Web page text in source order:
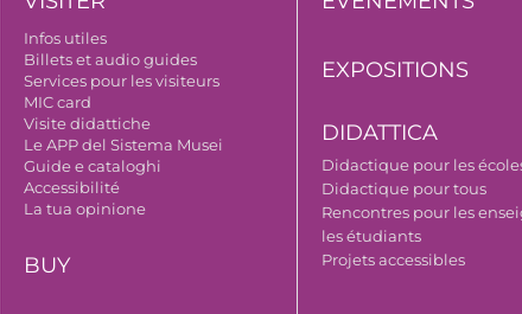
Infos utiles
Billets et audio guides
Services pour les visiteurs
MIC card
Visite didattiche
Le APP del Sistema Musei
Guide e cataloghi
Accessibilité
La tua opinione
BUY
EXPOSITIONS
DIDATTICA
Didactique pour les
Didactique pour tous
Rencontres pour les
les étudiants
Projets accessibles